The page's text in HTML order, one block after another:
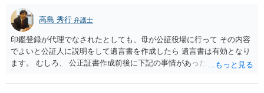
のまま判決で１００万円支払いとなるより、７０万円でまとめた方が
マシ」ということで、 合意の可能性が出てきます。 応じるかどうか
は、判決になったらどうなりそうか、という点についての検討が不可
欠ですので、 初めに述べた通り、代理人と相談するか、資料を持って
面談相談に行ってみることをお勧めします。
高島 秀行 弁護士
印鑑登録が代理でなされたとしても、母が公証役場に行って その内容
でよいと公証人に説明をして遺言書を作成したら 遺言書は有効となり
ます。 むしろ、 公正証書作成前後に下記の事情があったことが証明で
月に携帯が新しくなった母からの第一声は「ここにいたら殺される」